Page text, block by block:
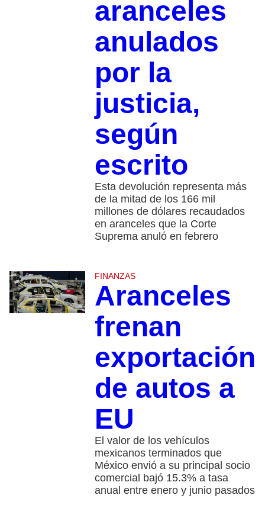
aranceles
anulados
por la
justicia,
según
escrito
Esta devolución representa más
de la mitad de los 166 mil
millones de dólares recaudados
en aranceles que la Corte
Suprema anuló en febrero
FINANZAS
Aranceles
frenan
exportación
de autos a
EU
El valor de los vehículos
mexicanos terminados que
México envió a su principal socio
comercial bajó 15.3% a tasa
anual entre enero y junio pasados